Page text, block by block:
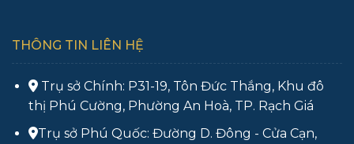
THÔNG TIN LIÊN HỆ
Trụ sở Chính: P31-19, Tôn Đức Thắng, Khu đô
thị Phú Cường, Phường An Hoà, TP. Rạch Giá
Trụ sở Phú Quốc: Đường D. Đông - Cửa Cạn,